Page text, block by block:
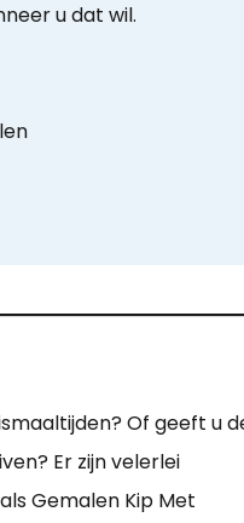
u dat wil.
Of geeft u
Er zijn velerlei
Gemalen Kip Met